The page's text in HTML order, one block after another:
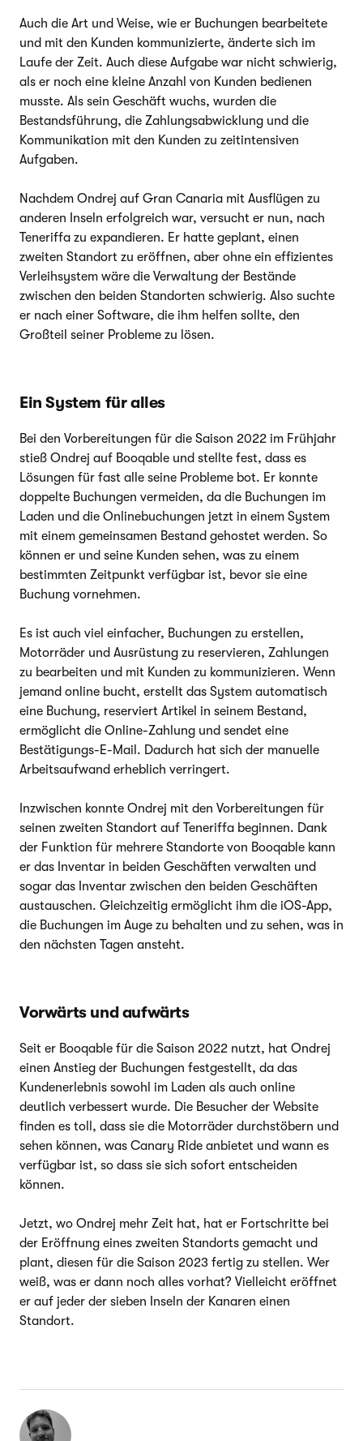
Auch die Art und Weise, wie er Buchungen bearbeitete
und mit den Kunden kommunizierte, änderte sich im
Laufe der Zeit. Auch diese Aufgabe war nicht schwierig,
als er noch eine kleine Anzahl von Kunden bedienen
musste. Als sein Geschäft wuchs, wurden die
Bestandsführung, die Zahlungsabwicklung und die
Kommunikation mit den Kunden zu zeitintensiven
Aufgaben.
Nachdem Ondrej auf Gran Canaria mit Ausflügen zu
anderen Inseln erfolgreich war, versucht er nun, nach
Teneriffa zu expandieren. Er hatte geplant, einen
zweiten Standort zu eröffnen, aber ohne ein effizientes
Verleihsystem wäre die Verwaltung der Bestände
zwischen den beiden Standorten schwierig. Also suchte
er nach einer Software, die ihm helfen sollte, den
Großteil seiner Probleme zu lösen.
Ein System für alles
Bei den Vorbereitungen für die Saison 2022 im Frühjahr
stieß Ondrej auf Booqable und stellte fest, dass es
Lösungen für fast alle seine Probleme bot. Er konnte
doppelte Buchungen vermeiden, da die Buchungen im
Laden und die Onlinebuchungen jetzt in einem System
mit einem gemeinsamen Bestand gehostet werden. So
können er und seine Kunden sehen, was zu einem
bestimmten Zeitpunkt verfügbar ist, bevor sie eine
Buchung vornehmen.
Es ist auch viel einfacher, Buchungen zu erstellen,
Motorräder und Ausrüstung zu reservieren, Zahlungen
zu bearbeiten und mit Kunden zu kommunizieren. Wenn
jemand online bucht, erstellt das System automatisch
eine Buchung, reserviert Artikel in seinem Bestand,
ermöglicht die Online-Zahlung und sendet eine
Bestätigungs-E-Mail. Dadurch hat sich der manuelle
Arbeitsaufwand erheblich verringert.
Inzwischen konnte Ondrej mit den Vorbereitungen für
seinen zweiten Standort auf Teneriffa beginnen. Dank
der Funktion für mehrere Standorte von Booqable kann
er das Inventar in beiden Geschäften verwalten und
sogar das Inventar zwischen den beiden Geschäften
austauschen. Gleichzeitig ermöglicht ihm die iOS-App,
die Buchungen im Auge zu behalten und zu sehen, was in
den nächsten Tagen ansteht.
Vorwärts und aufwärts
Seit er Booqable für die Saison 2022 nutzt, hat Ondrej
einen Anstieg der Buchungen festgestellt, da das
Kundenerlebnis sowohl im Laden als auch online
deutlich verbessert wurde. Die Besucher der Website
finden es toll, dass sie die Motorräder durchstöbern und
sehen können, was Canary Ride anbietet und wann es
verfügbar ist, so dass sie sich sofort entscheiden
können.
Jetzt, wo Ondrej mehr Zeit hat, hat er Fortschritte bei
der Eröffnung eines zweiten Standorts gemacht und
plant, diesen für die Saison 2023 fertig zu stellen. Wer
weiß, was er dann noch alles vorhat? Vielleicht eröffnet
er auf jeder der sieben Inseln der Kanaren einen
Standort.